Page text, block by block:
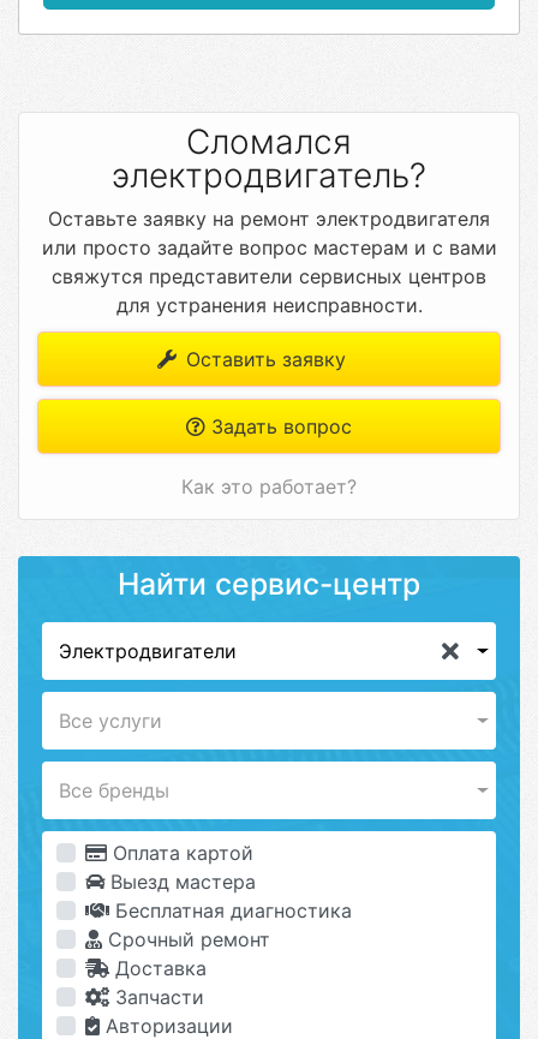
Сломался
электродвигатель?
Оставьте заявку на ремонт электродвигателя
или просто задайте вопрос мастерам и с вами
свяжутся представители сервисных центров
для устранения неисправности.
Оставить заявку
Задать вопрос
Как это работает?
Найти сервис-центр
Электродвигатели
Все услуги
Все бренды
Оплата картой
Выезд мастера
Бесплатная диагностика
Срочный ремонт
Доставка
Запчасти
Авторизации